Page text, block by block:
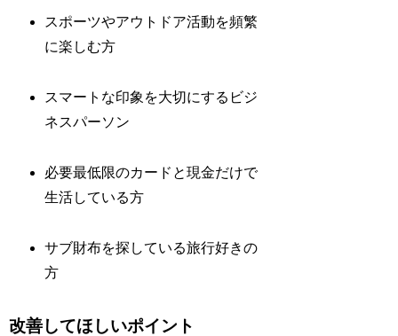
スポーツやアウトドア活動を頻繁
に楽しむ方
スマートな印象を大切にするビジ
ネスパーソン
必要最低限のカードと現金だけで
生活している方
サブ財布を探している旅行好きの
方
改善してほしいポイント